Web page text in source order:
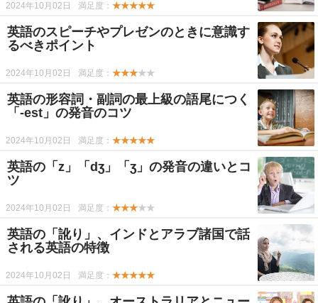
2024年10月02日 満足度： ★★★★★
英語のスピーチやプレゼンのときに意識す
るべきポイント
2024年10月02日 満足度： ★★★★★
英語の形容詞・副詞の最上級の語尾につく
「-est」の発音のコツ
2024年10月02日 満足度： ★★★★★
英語の「z」「dʒ」「ʒ」の発音の違いとコ
ツ
2024年10月02日 満足度： ★★★★★
英語の「訛り」、インドとアラブ諸国で話
される英語の特徴
2024年10月02日 満足度： ★★★★★